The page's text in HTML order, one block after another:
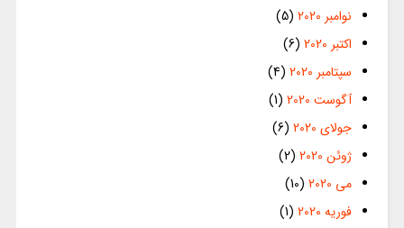
نوامبر 2020
(5)
اکتبر 2020
(6)
سپتامبر 2020
(4)
آگوست 2020
(1)
جولای 2020
(6)
ژوئن 2020
(2)
می 2020
(10)
فوریه 2020
(1)